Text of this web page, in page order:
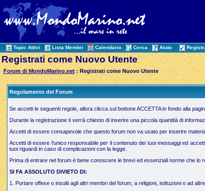
Topic Attivi Lista Membri Calendario Cerca Aiuto
Registrati come Nuovo Utente
Forum di MondoMarino.net : Registrati come Nuovo Utente
Regolamento del Forum
Se accetti le seguenti regole, allora clicca sul bottone ACCETTA in fondo alla
Durante la registrazione ti verrà chiesto di inserire una piccola quantità di
Accetti di essere consapevole che questo forum non va usato per inserire
Accetti di essere l'unico responsabile per il contenuto dei tuoi messaggi ed
tuoi riguardi in caso di complicazioni con la legge.
Prima di entrare nel forum è bene conoscere le brevi ed essenziali norme che
SI FA ASSOLUTO DIVIETO DI:
1. Portare offese o insulti agli altri membri del forum, a religioni, istituzioni o ad